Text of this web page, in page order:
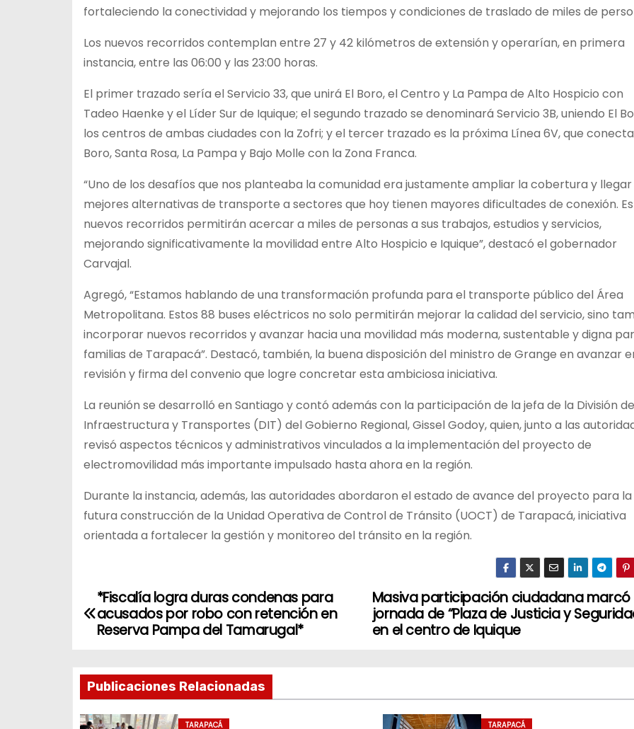
fortaleciendo la conectividad y mejorando los tiempos y condiciones de traslado de miles de
Los nuevos recorridos contemplan entre 27 y 42 kilómetros de extensión y operarían, en primera
instancia, entre las 06:00 y las 23:00 horas.
El primer trazado sería el Servicio 33, que unirá El Boro, el Centro y La Pampa de Alto Hospicio con
Tadeo Haenke y el Líder Sur de Iquique; el segundo trazado se denominará Servicio 3B, uniendo El
los centros de ambas ciudades con la Zofri; y el tercer trazado es la próxima Línea 6V, que
Boro, Santa Rosa, La Pampa y Bajo Molle con la Zona Franca.
“Uno de los desafíos que nos planteaba la comunidad era justamente ampliar la cobertura y
mejores alternativas de transporte a sectores que hoy tienen mayores dificultades de conexión.
nuevos recorridos permitirán acercar a miles de personas a sus trabajos, estudios y servicios,
mejorando significativamente la movilidad entre Alto Hospicio e Iquique”, destacó el gobernador
Carvajal.
Agregó, “Estamos hablando de una transformación profunda para el transporte público del Área
Metropolitana. Estos 88 buses eléctricos no solo permitirán mejorar la calidad del servicio, sino
incorporar nuevos recorridos y avanzar hacia una movilidad más moderna, sustentable y digna
familias de Tarapacá”. Destacó, también, la buena disposición del ministro de Grange en avanzar
revisión y firma del convenio que logre concretar esta ambiciosa iniciativa.
La reunión se desarrolló en Santiago y contó además con la participación de la jefa de la División de
Infraestructura y Transportes (DIT) del Gobierno Regional, Gissel Godoy, quien, junto a las
revisó aspectos técnicos y administrativos vinculados a la implementación del proyecto de
electromovilidad más importante impulsado hasta ahora en la región.
Durante la instancia, además, las autoridades abordaron el estado de avance del proyecto para la
futura construcción de la Unidad Operativa de Control de Tránsito (UOCT) de Tarapacá, iniciativa
orientada a fortalecer la gestión y monitoreo del tránsito en la región.
N
e
g
Masiva participación ciudadana marcó
jornada de “Plaza de Justicia y
en el centro de Iquique
*Fiscalía logra duras condenas para
acusados por robo con retención en
Reserva Pampa del Tamarugal*
Publicaciones Relacionadas
TARAPACÁ TARAPACÁ